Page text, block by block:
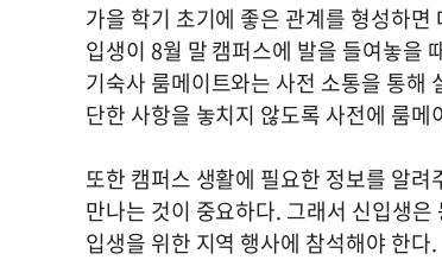
가을 학기 초기에 좋은 관계를 형성하
입생이 8월 말 캠퍼스에 발을 들여놓을
기숙사 룸메이트와는 사전 소통을 통해
단한 사항을 놓치지 않도록 사전에 룸
또한 캠퍼스 생활에 필요한 정보를 알
만나는 것이 중요하다. 그래서 신입생
입생을 위한 지역 행사에 참석해야 한다.